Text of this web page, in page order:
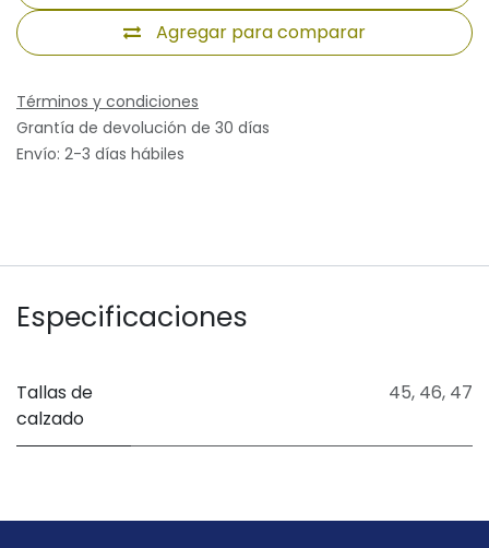
Agregar para comparar
Términos y condiciones
Grantía de devolución de 30 días
Envío: 2-3 días hábiles
Especificaciones
Tallas de
calzado
45, 46, 47